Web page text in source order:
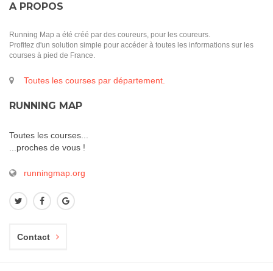
A PROPOS
Running Map a été créé par des coureurs, pour les coureurs.
Profitez d'un solution simple pour accéder à toutes les informations sur les
courses à pied de France.
Toutes les courses par département.
RUNNING MAP
Toutes les courses...
...proches de vous !
runningmap.org
Contact